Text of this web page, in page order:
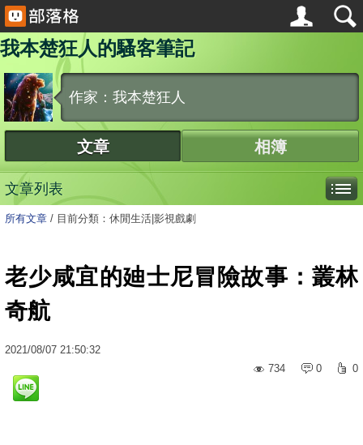
我本楚狂人的騷客筆記
作家：我本楚狂人
文章 相簿
文章列表
所有文章 / 目前分類：休閒生活|影視戲劇
老少咸宜的廸士尼冒險故事：叢林
奇航
2021/08/07 21:50:32
734
0 0